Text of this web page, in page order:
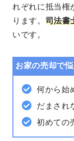
れぞれに抵当権
ります。 司法書
いです。
お家の売却で
何から始
だまされ
初めての